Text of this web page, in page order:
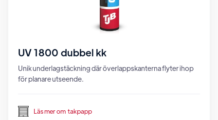
UV 1800 dubbel kk
Unik underlagstäckning där överlappskanterna flyter ihop
för planare utseende.
Läs mer om takpapp